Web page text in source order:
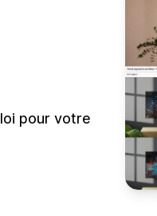
pour votre